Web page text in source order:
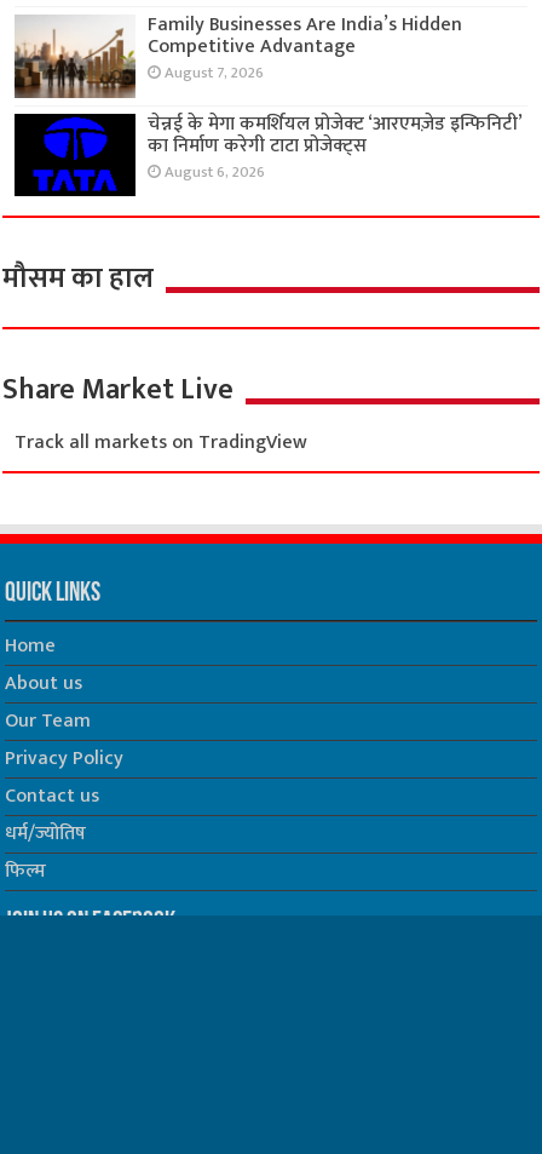
Family Businesses Are India’s Hidden
Competitive Advantage
August 7, 2026
चेन्नई के मेगा कमर्शियल प्रोजेक्ट ‘आरएमज़ेड इन्फिनिटी’
का निर्माण करेगी टाटा प्रोजेक्ट्स
August 6, 2026
मौसम का हाल
Share Market Live
Track all markets on TradingView
Quick Links
Home
About us
Our Team
Privacy Policy
Contact us
धर्म/ज्योतिष
फिल्म
Join us on Facebook